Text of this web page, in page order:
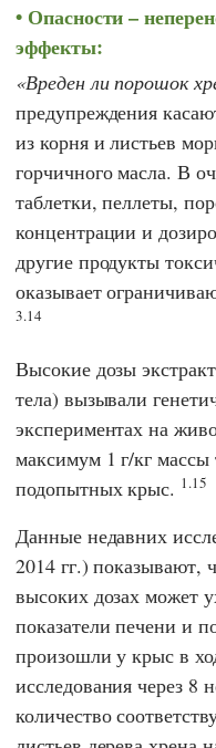
Опасности –
эффекты:
Вреден ли порошок
предупреждения
из корня и листьев
горчичного масла. В
таблетки, пеллеты,
концентрации и
другие продукты
оказывает
3.14
Высокие дозы
тела) вызывали
экспериментах на
максимум 1 г/кг
подопытных крыс. 1.15
Данные недавних
2014 гг.) показывают,
высоких дозах может
показатели печени и
произошли у крыс в
исследования через 8
количество